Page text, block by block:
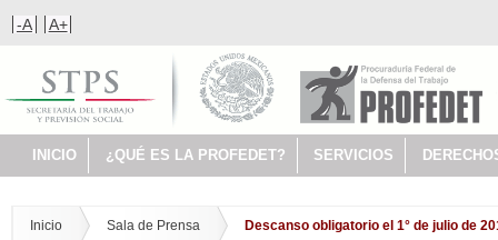
-A A+
INICIO ¿QUÉ ES LA PROFEDET? SERVICIOS
Inicio Sala de Prensa Descanso obligatorio el 1° de julio de